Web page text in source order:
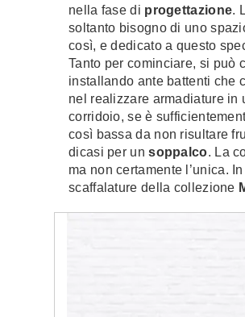
nella fase di progettazione.
soltanto bisogno di uno
così, e dedicato a questo
Tanto per cominciare, si può
installando ante battenti che
nel realizzare armadiature in
corridoio, se è
così bassa da non risultare
dicasi per unsoppalco. La
ma non certamente l’unica.
scaffalature della collezione